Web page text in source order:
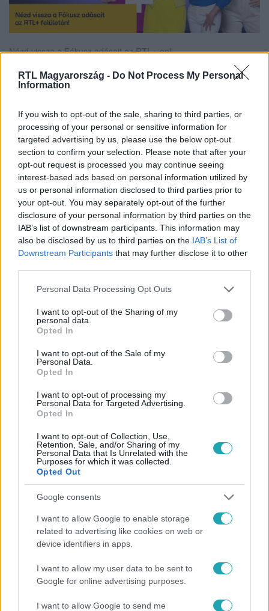
RTL Magyarország - Do Not Process My Personal
Information
If you wish to opt-out of the sale, sharing to third parties, or
processing of your personal or sensitive information for
targeted advertising by us, please use the below opt-out
section to confirm your selection. Please note that after your
opt-out request is processed you may continue seeing
interest-based ads based on personal information utilized by
us or personal information disclosed to third parties prior to
your opt-out. You may separately opt-out of the further
disclosure of your personal information by third parties on the
IAB’s list of downstream participants. This information may
also be disclosed by us to third parties on the IAB’s List of
Downstream Participants that may further disclose it to other
Please note that this website/app uses one or more Google
not limited to your visit or usage behaviour. You may click to
grant or deny consent to Google and its third-party tags to
use your data for below specified purposes in below Google
consent section.
Personal Data Processing Opt Outs
I want to opt-out of the Sharing of my
personal data.
Opted In
I want to opt-out of the Sale of my
Personal Data.
Opted In
I want to opt-out of processing my
Personal Data for Targeted Advertising.
Opted In
I want to opt-out of Collection, Use,
Retention, Sale, and/or Sharing of my
Personal Data that Is Unrelated with the
Purposes for which it was collected.
Opted Out
Google consents
I want to allow Google to enable storage
related to advertising like cookies on web or
device identifiers in apps.
I want to allow my user data to be sent to
Google for online advertising purposes.
I want to allow Google to send me
Nézd vissza a Fókusz adásait az RTL+-on!
legyen a Google-találatokban!
Kövess minket, és értesülj a friss hírekről a
Facebookon is!
Követem
FÓKUSZ #SZÁSZ JÁNOS #ADÁSRÉSZLETEK
FILMRENDEZŐ
ELSŐFOKÚ ÍTÉLET # BÍRÓSÁG #FELMENTÉS
Népszerű
17:49